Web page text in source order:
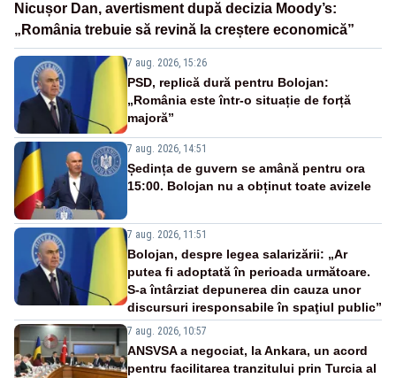
Nicușor Dan, avertisment după decizia Moody’s:
„România trebuie să revină la creștere economică”
7 aug. 2026, 15:26
PSD, replică dură pentru Bolojan:
„România este într-o situație de forță
majoră”
7 aug. 2026, 14:51
Ședința de guvern se amână pentru ora
15:00. Bolojan nu a obținut toate avizele
7 aug. 2026, 11:51
Bolojan, despre legea salarizării: „Ar
putea fi adoptată în perioada următoare.
S-a întârziat depunerea din cauza unor
discursuri iresponsabile în spaţiul public”
7 aug. 2026, 10:57
ANSVSA a negociat, la Ankara, un acord
pentru facilitarea tranzitului prin Turcia al